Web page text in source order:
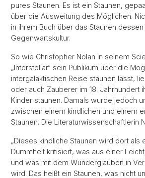
pures Staunen. Es ist ein Staunen,
über die Ausweitung des Möglichen.
in ihrem Buch über das Staunen
Gegenwartskultur.
So wie Christopher Nolan in seinem
„Interstellar“ sein Publikum über die
intergalaktischen Reise staunen lässt,
oder auch Zauberer im 18. Jahrhundert
Kinder staunen. Damals wurde jedoch
zwischen einem kindlichen und einem
Staunen. Die Literaturwissenschaftlerin
„Dieses kindliche Staunen wird dort als
Dummheit kritisiert, was aus einer
und was mit dem Wunderglauben in
wird. Das heißt ein Staunen, was nicht